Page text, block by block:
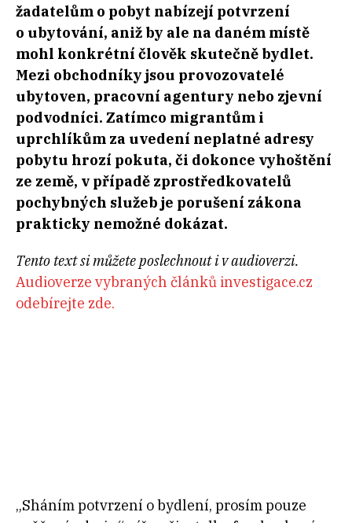
žadatelům o pobyt nabízejí potvrzení
o ubytování, aniž by ale na daném místě
mohl konkrétní člověk skutečně bydlet.
Mezi obchodníky jsou provozovatelé
ubytoven, pracovní agentury nebo zjevní
podvodníci. Zatímco migrantům i
uprchlíkům za uvedení neplatné adresy
pobytu hrozí pokuta, či dokonce vyhoštění
ze země, v případě zprostředkovatelů
pochybných služeb je porušení zákona
prakticky nemožné dokázat.
Tento text si můžete poslechnout i v audioverzi.
Audioverze vybraných článků investigace.cz
odebírejte zde.
„Sháním potvrzení obydlení, prosím pouze